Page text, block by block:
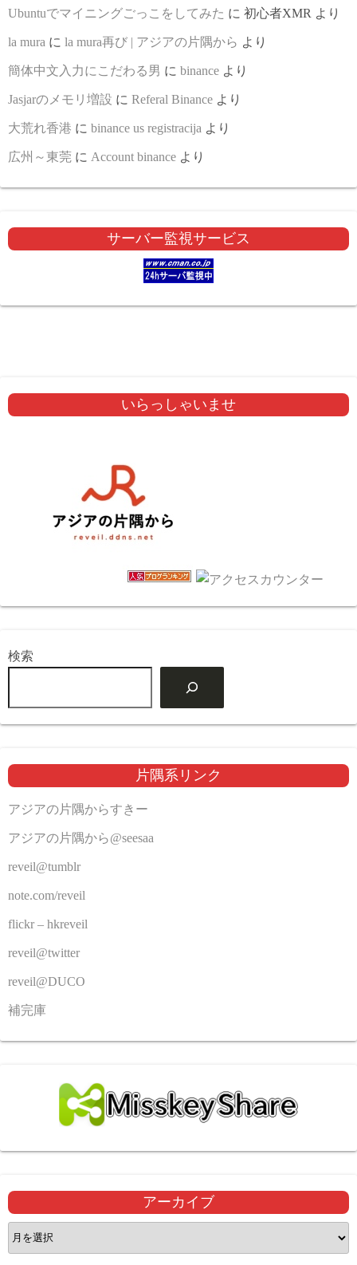
Ubuntuでマイニングごっこをしてみた に 初心者XMR より
la mura に la mura再び | アジアの片隅から より
簡体中文入力にこだわる男 に binance より
Jasjarのメモリ増設 に Referal Binance より
大荒れ香港 に binance us registracija より
広州～東莞 に Account binance より
サーバー監視サービス
いらっしゃいませ
検索
片隅系リンク
アジアの片隅からすきー
アジアの片隅から@seesaa
reveil@tumblr
note.com/reveil
flickr – hkreveil
reveil@twitter
reveil@DUCO
補完庫
アーカイブ
ア
ー